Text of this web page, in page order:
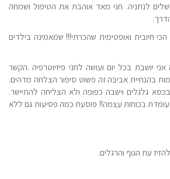
לנתניה. חני מאד אוהבת את הטיפול ושמחה
.
חיובית ואופטימית שהכרתי!!! שמאמינה בילדים
יושבת בכל יום ועושה לחני פיזיוטרפיה .הקשר
בהנחיית אביבה זה פשוט סיפור הצלחה מדהים.
שישבה בכסא גלגלים וישבה כפופה ולא הצליחה להתיישר.
בכוחות עצמה!! פוסעת כמה פסיעות גם ללא
עת הגוף והרגלים.